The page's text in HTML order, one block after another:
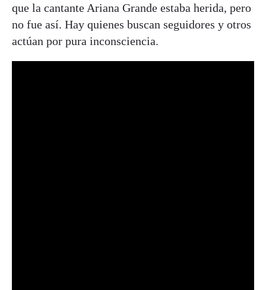
que la cantante Ariana Grande estaba herida, pero
no fue así. Hay quienes buscan seguidores y otros
actúan por pura inconsciencia.